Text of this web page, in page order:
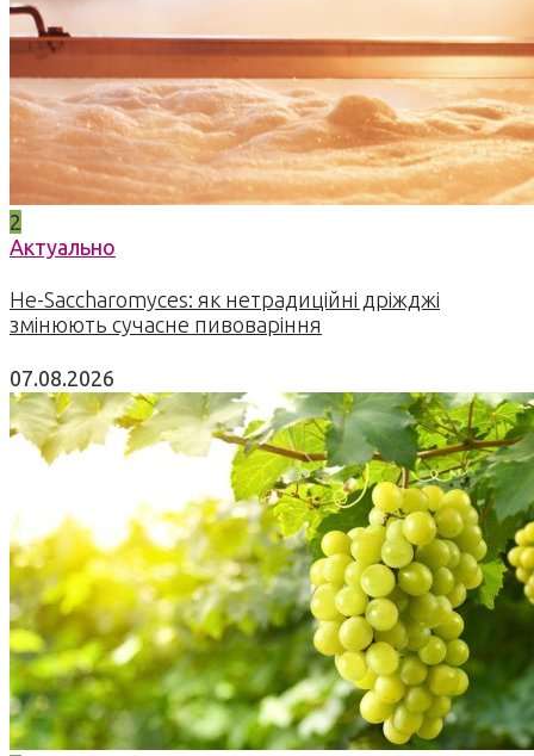
2
Актуально
Не-Saccharomyces: як нетрадиційні дріжджі
змінюють сучасне пивоваріння
07.08.2026